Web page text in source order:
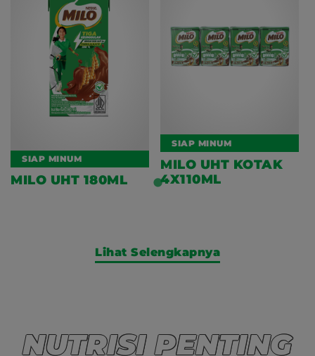
SIAP MINUM
MILO UHT 180ML
SIAP MINUM
MILO UHT KOTAK
4X110ML
Lihat Selengkapnya
NUTRISI PENTING